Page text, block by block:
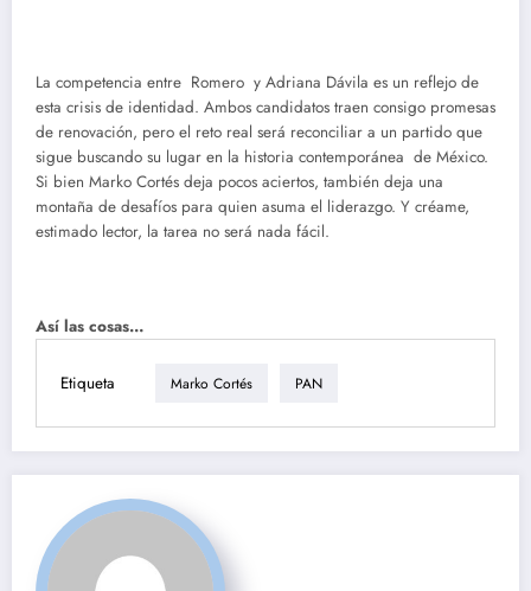
La competencia entre Romero y Adriana Dávila es un reflejo de
esta crisis de identidad. Ambos candidatos traen consigo promesas
de renovación, pero el reto real será reconciliar a un partido que
sigue buscando su lugar en la historia contemporánea de México.
Si bien Marko Cortés deja pocos aciertos, también deja una
montaña de desafíos para quien asuma el liderazgo. Y créame,
estimado lector, la tarea no será nada fácil.
Así las cosas…
Etiqueta Marko Cortés PAN